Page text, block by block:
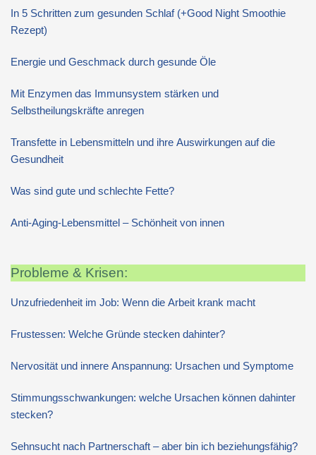
In 5 Schritten zum gesunden Schlaf (+Good Night Smoothie
Rezept)
Energie und Geschmack durch gesunde Öle
Mit Enzymen das Immunsystem stärken und
Selbstheilungskräfte anregen
Transfette in Lebensmitteln und ihre Auswirkungen auf die
Gesundheit
Was sind gute und schlechte Fette?
Anti-Aging-Lebensmittel – Schönheit von innen
Probleme & Krisen:
Unzufriedenheit im Job: Wenn die Arbeit krank macht
Frustessen: Welche Gründe stecken dahinter?
Nervosität und innere Anspannung: Ursachen und Symptome
Stimmungsschwankungen: welche Ursachen können dahinter
stecken?
Sehnsucht nach Partnerschaft – aber bin ich beziehungsfähig?